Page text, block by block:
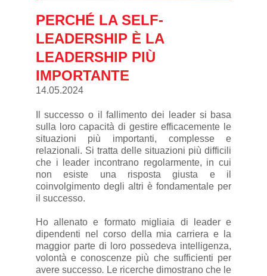
PERCHÉ LA SELF-
LEADERSHIP È LA
LEADERSHIP PIÙ
IMPORTANTE
14.05.2024
Il successo o il fallimento dei leader si basa
sulla loro capacità di gestire efficacemente le
situazioni più importanti, complesse e
relazionali. Si tratta delle situazioni più difficili
che i leader incontrano regolarmente, in cui
non esiste una risposta giusta e il
coinvolgimento degli altri è fondamentale per
il successo.
Ho allenato e formato migliaia di leader e
dipendenti nel corso della mia carriera e la
maggior parte di loro possedeva intelligenza,
volontà e conoscenze più che sufficienti per
avere successo. Le ricerche dimostrano che le